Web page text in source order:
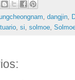
, dangjin,
, si, solmoe,